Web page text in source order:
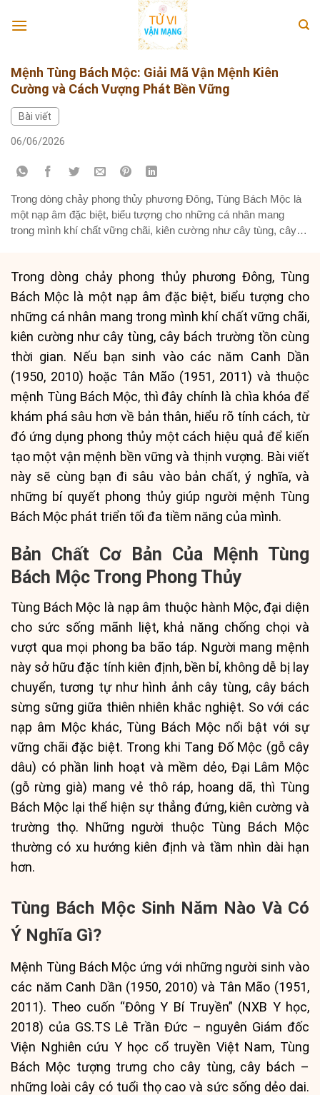
Mệnh Tùng Bách Mộc: Giải Mã Vận Mệnh Kiên
Cường và Cách Vượng Phát Bền Vững
Bài viết
06/06/2026
Trong dòng chảy phong thủy phương Đông, Tùng Bách Mộc là
một nạp âm đặc biệt, biểu tượng cho những cá nhân mang
trong mình khí chất vững chãi, kiên cường như cây tùng, cây
Trong dòng chảy phong thủy phương Đông, Tùng
Bách Mộc là một nạp âm đặc biệt, biểu tượng cho
những cá nhân mang trong mình khí chất vững chãi,
kiên cường như cây tùng, cây bách trường tồn cùng
thời gian. Nếu bạn sinh vào các năm Canh Dần
(1950, 2010) hoặc Tân Mão (1951, 2011) và thuộc
mệnh Tùng Bách Mộc, thì đây chính là chìa khóa để
khám phá sâu hơn về bản thân, hiểu rõ tính cách, từ
đó ứng dụng phong thủy một cách hiệu quả để kiến
tạo một vận mệnh bền vững và thịnh vượng. Bài viết
này sẽ cùng bạn đi sâu vào bản chất, ý nghĩa, và
những bí quyết phong thủy giúp người mệnh Tùng
Bách Mộc phát triển tối đa tiềm năng của mình.
Bản Chất Cơ Bản Của Mệnh Tùng
Bách Mộc Trong Phong Thủy
Tùng Bách Mộc là nạp âm thuộc hành Mộc, đại diện
cho sức sống mãnh liệt, khả năng chống chọi và
vượt qua mọi phong ba bão táp. Người mang mệnh
này sở hữu đặc tính kiên định, bền bỉ, không dễ bị lay
chuyển, tương tự như hình ảnh cây tùng, cây bách
sừng sững giữa thiên nhiên khắc nghiệt. So với các
nạp âm Mộc khác, Tùng Bách Mộc nổi bật với sự
vững chãi đặc biệt. Trong khi Tang Đố Mộc (gỗ cây
dâu) có phần linh hoạt và mềm dẻo, Đại Lâm Mộc
(gỗ rừng già) mang vẻ thô ráp, hoang dã, thì Tùng
Bách Mộc lại thể hiện sự thẳng đứng, kiên cường và
trường thọ. Những người thuộc Tùng Bách Mộc
thường có xu hướng kiên định và tầm nhìn dài hạn
hơn.
Tùng Bách Mộc Sinh Năm Nào Và Có
Ý Nghĩa Gì?
Mệnh Tùng Bách Mộc ứng với những người sinh vào
các năm Canh Dần (1950, 2010) và Tân Mão (1951,
2011). Theo cuốn “Đông Y Bí Truyền” (NXB Y học,
2018) của GS.TS Lê Trần Đức – nguyên Giám đốc
Viện Nghiên cứu Y học cổ truyền Việt Nam, Tùng
Bách Mộc tượng trưng cho cây tùng, cây bách –
những loài cây có tuổi thọ cao và sức sống dẻo dai.